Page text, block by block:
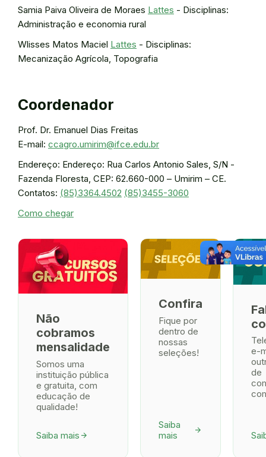
Samia Paiva Oliveira de Moraes Lattes - Disciplinas:
Administração e economia rural
Wlisses Matos Maciel Lattes - Disciplinas:
Mecanização Agrícola, Topografia
Coordenador
Prof. Dr. Emanuel Dias Freitas
E-mail: ccagro.umirim@ifce.edu.br
Endereço: Endereço: Rua Carlos Antonio Sales, S/N -
Fazenda Floresta, CEP: 62.660-000 – Umirim – CE.
Contatos: (85)3364.4502 (85)3455-3060
Como chegar
Não
cobramos
mensalidade
Somos uma
instituição pública
e gratuita, com
educação de
qualidade!
Saiba mais arrow_forward
Confira
Fique por
dentro de
nossas
seleções!
Saiba
mais
arrow_forward
e-
de